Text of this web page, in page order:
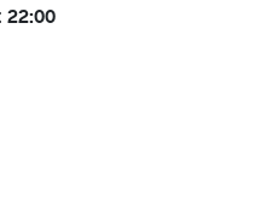
22:00